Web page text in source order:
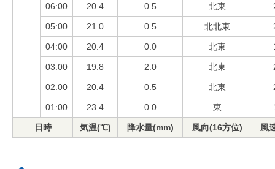
06:00 20.4 0.5 北東
05:00 21.0 0.5 北北東
04:00 20.4 0.0 北東
03:00 19.8 2.0 北東
02:00 20.4 0.5 北東
01:00 23.4 0.0 東
日時 気温(℃) 降水量(mm) 風向(16方位) 風